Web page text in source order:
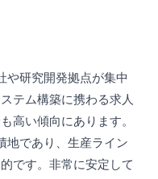
や研究開発拠点が集中
テム構築に携わる求人
高い傾向にあります。
地であり、生産ライン
です。非常に安定して